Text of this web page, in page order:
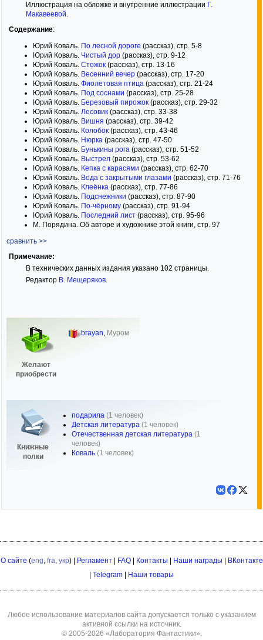
Иллюстрация на обложке и внутренние иллюстрации Г.
Макавеевой.
Содержание:
Юрий Коваль. По лесной дороге (рассказ), стр. 5-8
Юрий Коваль. Чистый дор (рассказ), стр. 9-12
Юрий Коваль. Стожок (рассказ), стр. 13-16
Юрий Коваль. Весенний вечер (рассказ), стр. 17-20
Юрий Коваль. Фиолетовая птица (рассказ), стр. 21-24
Юрий Коваль. Под соснами (рассказ), стр. 25-28
Юрий Коваль. Березовый пирожок (рассказ), стр. 29-32
Юрий Коваль. Лесовик (рассказ), стр. 33-38
Юрий Коваль. Вишня (рассказ), стр. 39-42
Юрий Коваль. Колобок (рассказ), стр. 43-46
Юрий Коваль. Нюрка (рассказ), стр. 47-50
Юрий Коваль. Бунькины рога (рассказ), стр. 51-52
Юрий Коваль. Выстрел (рассказ), стр. 53-62
Юрий Коваль. Кепка с карасями (рассказ), стр. 62-70
Юрий Коваль. Вода с закрытыми глазами (рассказ), стр. 71-76
Юрий Коваль. Клеёнка (рассказ), стр. 77-86
Юрий Коваль. Подснежники (рассказ), стр. 87-90
Юрий Коваль. По-чёрному (рассказ), стр. 91-94
Юрий Коваль. Последний лист (рассказ), стр. 95-96
М. Порядина. Об авторе и художнике этой книги, стр. 97
сравнить >>
Примечание:
В технических данных издания указано 102 страницы.
Редактор В. Мещеряков.
Желают
приобрести
brayan, Муром
Книжные
полки
подарила (1 человек)
Детская литература (1 человек)
Отечественная детская литература (1
человек)
Коваль (1 человек)
О сайте (eng, fra, укр) | Регламент| FAQ| Контакты Наши награды
ВКонтакте
Telegram Наши товары
Любое использование материалов сайта допускается только с указанием
активной ссылки на источник.
© 2005-2026 «Лаборатория Фантастики».